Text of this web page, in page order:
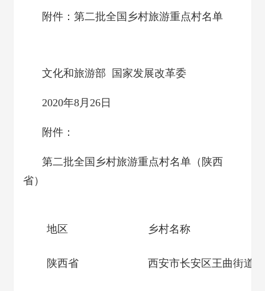
附件：第二批全国乡村旅游重点村名单
文化和旅游部 国家发展改革委
2020年8月26日
附件：
第二批全国乡村旅游重点村名单（陕西
省）
地区 乡村名称
陕西省 西安市长安区王曲街道